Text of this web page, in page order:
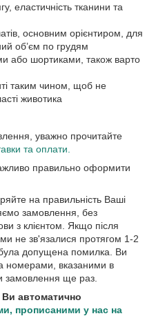
еластичність тканини та
основним орієнтиром, для
об’єм по грудям
або шортиками, також варто
таким чином, щоб не
животика
уважно прочитайте
та оплати.
правильно оформити
на правильність Ваші
замовлення, без
з клієнтом. Якщо після
не зв'язалися протягом 1-2
була допущена помилка. Ви
номерами, вказаними в
ще раз.
автоматично
прописаними у нас на